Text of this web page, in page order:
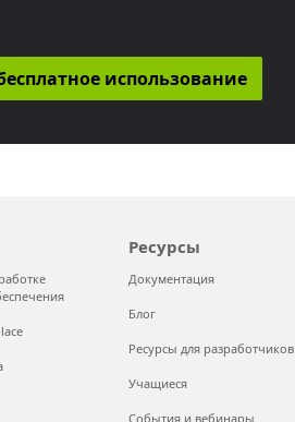
использование
Ресурсы
Документация
Блог
Ресурсы для разработчиков
Учащиеся
События и вебинары